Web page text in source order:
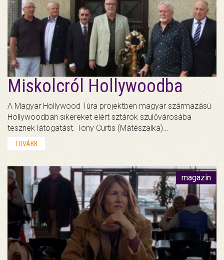
Miskolcról Hollywoodba
A Magyar Hollywood Túra projektben magyar származású
Hollywoodban sikereket elért sztárok szülővárosába
tesznek látogatást. Tony Curtis (Mátészalka)…
TOVÁBB
magazin